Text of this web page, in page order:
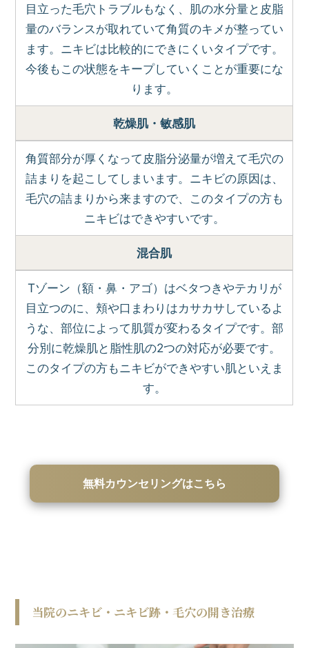
目立った毛穴トラブルもなく、肌の水分量と皮脂
量のバランスが取れていて角質のキメが整ってい
ます。ニキビは比較的にできにくいタイプです。
今後もこの状態をキープしていくことが重要にな
ります。
乾燥肌・敏感肌
角質部分が厚くなって皮脂分泌量が増えて毛穴の
詰まりを起こしてしまいます。ニキビの原因は、
毛穴の詰まりから来ますので、このタイプの方も
ニキビはできやすいです。
混合肌
Tゾーン（額・鼻・アゴ）はベタつきやテカリが
目立つのに、頬や口まわりはカサカサしているよ
うな、部位によって肌質が変わるタイプです。部
分別に乾燥肌と脂性肌の2つの対応が必要です。
このタイプの方もニキビができやすい肌といえま
す。
無料カウンセリングはこちら
当院のニキビ・ニキビ跡・毛穴の開き治療